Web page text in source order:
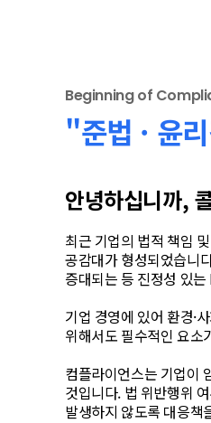
Beginning of
"준법 · 윤
안녕하십니까,
최근 기업의 법적 책임
공감대가 형성되었습니
증대되는 등 진정성 있
기업 경영에 있어 환경·
위해서도 필수적인 요소
컴플라이언스는 기업이
것입니다. 법 위반행위
발생하지 않도록 대응책